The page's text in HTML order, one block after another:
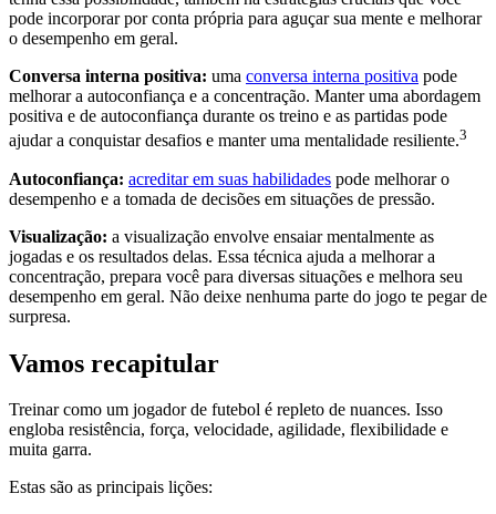
pode incorporar por conta própria para aguçar sua mente e melhorar
o desempenho em geral.
Conversa interna positiva: uma conversa interna positiva pode
melhorar a autoconfiança e a concentração. Manter uma abordagem
positiva e de autoconfiança durante os treino e as partidas pode
ajudar a conquistar desafios e manter uma mentalidade resiliente.3
Autoconfiança: acreditar em suas habilidades pode melhorar o
desempenho e a tomada de decisões em situações de pressão.
Visualização: a visualização envolve ensaiar mentalmente as
jogadas e os resultados delas. Essa técnica ajuda a melhorar a
concentração, prepara você para diversas situações e melhora seu
desempenho em geral. Não deixe nenhuma parte do jogo te pegar de
surpresa.
Vamos recapitular
Treinar como um jogador de futebol é repleto de nuances. Isso
engloba resistência, força, velocidade, agilidade, flexibilidade e
muita garra.
Estas são as principais lições: